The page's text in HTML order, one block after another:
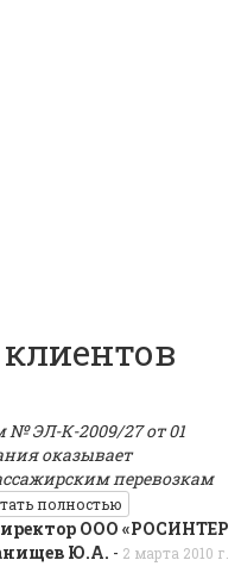
№ ЭЛ-К-2009/27 от 01
оказывает
перевозкам
полностью
ООО «РОСИНТЕР
Ю.А. - 2 марта 2010 г.